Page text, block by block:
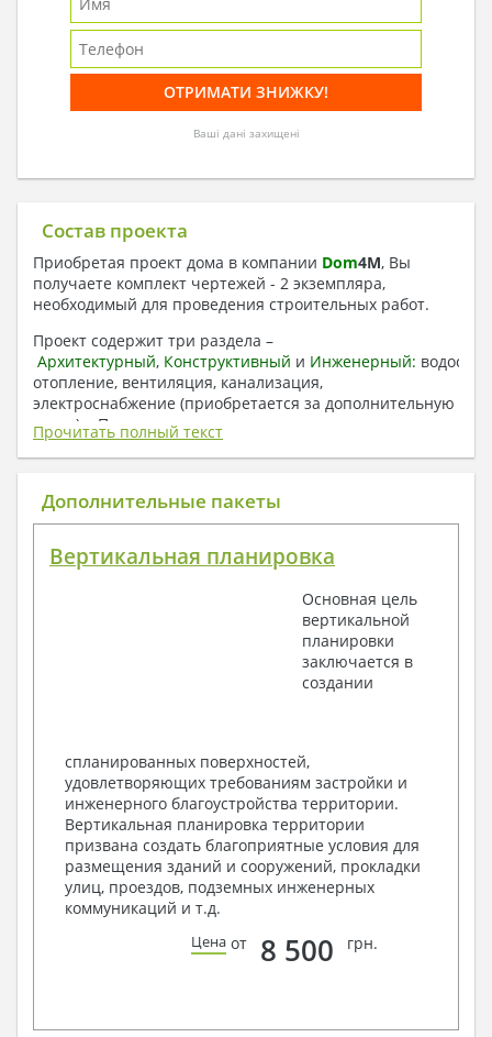
Ваші дані захищені
Состав проекта
Приобретая проект дома в компании Dom4M, Вы
получаете комплект чертежей - 2 экземпляра,
необходимый для проведения строительных работ.
Проект содержит три раздела –
Архитектурный, Конструктивный и Инженерный:
отопление, вентиляция, канализация,
электроснабжение (приобретается за дополнительную
плату) + Пояснительная записка.
1. Архитектурный раздел:
Общие данные по проекту
Поэтажные маркировочные планы с
Разрезы и состав конструкций
Фасады с ведомостью внешних отделок
Элементы проемов – спецификация
Ведомость перемычек – сечения и
Архитектурные узлы в конструкциях
2. Конструктивный раздел:
Общие данные по проекту
Схемы расположения и расчеты фундаментов
Элементы каркаса – схемы расположения
Схема расположения перекрытий
Опоры перекрытия на стены или Узлы
Элементы кровли – схемы расположения
Прочитать полный текст
Дополнительные пакеты
Вертикальная планировка
Основная цель
вертикальной
планировки
заключается в
создании
спланированных поверхностей,
удовлетворяющих требованиям застройки и
инженерного благоустройства территории.
Вертикальная планировка территории
призвана создать благоприятные условия для
размещения зданий и сооружений, прокладки
улиц, проездов, подземных инженерных
коммуникаций и т.д.
Цена от 8 500 грн.